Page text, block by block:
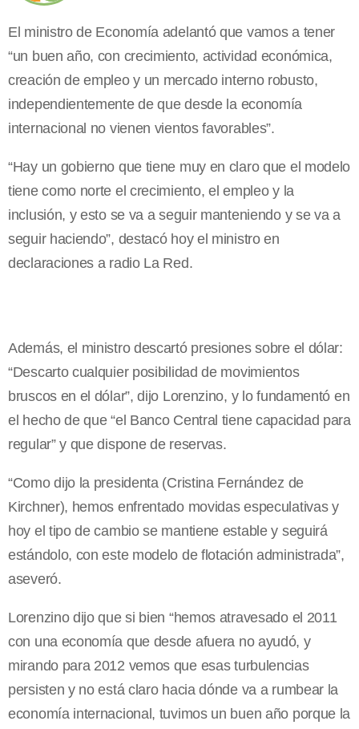
El ministro de Economía adelantó que vamos a tener
“un buen año, con crecimiento, actividad económica,
creación de empleo y un mercado interno robusto,
independientemente de que desde la economía
internacional no vienen vientos favorables”.
“Hay un gobierno que tiene muy en claro que el modelo
tiene como norte el crecimiento, el empleo y la
inclusión, y esto se va a seguir manteniendo y se va a
seguir haciendo”, destacó hoy el ministro en
declaraciones a radio La Red.
Además, el ministro descartó presiones sobre el dólar:
“Descarto cualquier posibilidad de movimientos
bruscos en el dólar”, dijo Lorenzino, y lo fundamentó en
el hecho de que “el Banco Central tiene capacidad para
regular” y que dispone de reservas.
“Como dijo la presidenta (Cristina Fernández de
Kirchner), hemos enfrentado movidas especulativas y
hoy el tipo de cambio se mantiene estable y seguirá
estándolo, con este modelo de flotación administrada”,
aseveró.
Lorenzino dijo que si bien “hemos atravesado el 2011
con una economía que desde afuera no ayudó, y
mirando para 2012 vemos que esas turbulencias
persisten y no está claro hacia dónde va a rumbear la
economía internacional, tuvimos un buen año porque la